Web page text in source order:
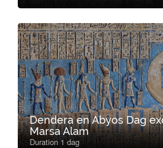
Dendera en Abyos Dag
Marsa Alam
Duration 1 dag